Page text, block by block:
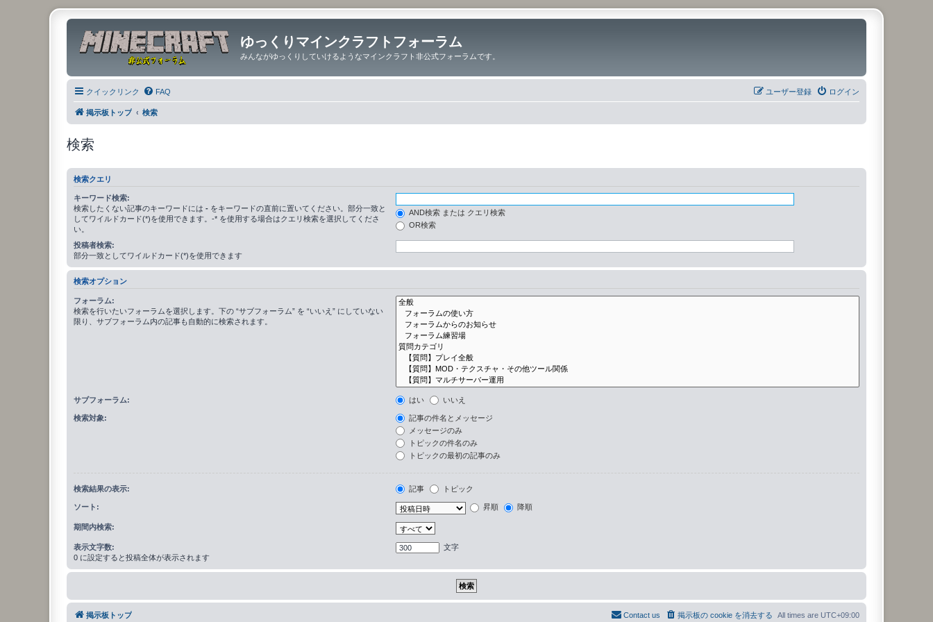
ゆっくりマインクラフトフォーラム
みんながゆっくりしていけるようなマインクラフト非公式フォーラムです。
クイックリンク FAQ ログイン
ユーザー登録
掲示板トップ 検索
検索
検索クエリ
キーワード検索:
検索したくない記事のキーワードには - をキーワードの直前に置いてください。部分一致と
してワイルドカード(*)を使用できます。-* を使用する場合はクエリ検索を選択してくださ
い。
AND検索 または クエリ検索
OR検索
投稿者検索:
部分一致としてワイルドカード(*)を使用できます
検索オプション
フォーラム:
検索を行いたいフォーラムを選択します。下の “サブフォーラム” を “いいえ” にしていない
限り、サブフォーラム内の記事も自動的に検索されます。
サブフォーラム: はい いいえ
検索対象:
記事の件名とメッセージ
メッセージのみ
トピックの件名のみ
トピックの最初の記事のみ
検索結果の表示: 記事 トピック
ソート: 昇順 降順
期間内検索:
表示文字数:
0 に設定すると投稿全体が表示されます
文字
掲示板トップ All times are UTC+09:00
掲示板の cookie を消去する
Contact us